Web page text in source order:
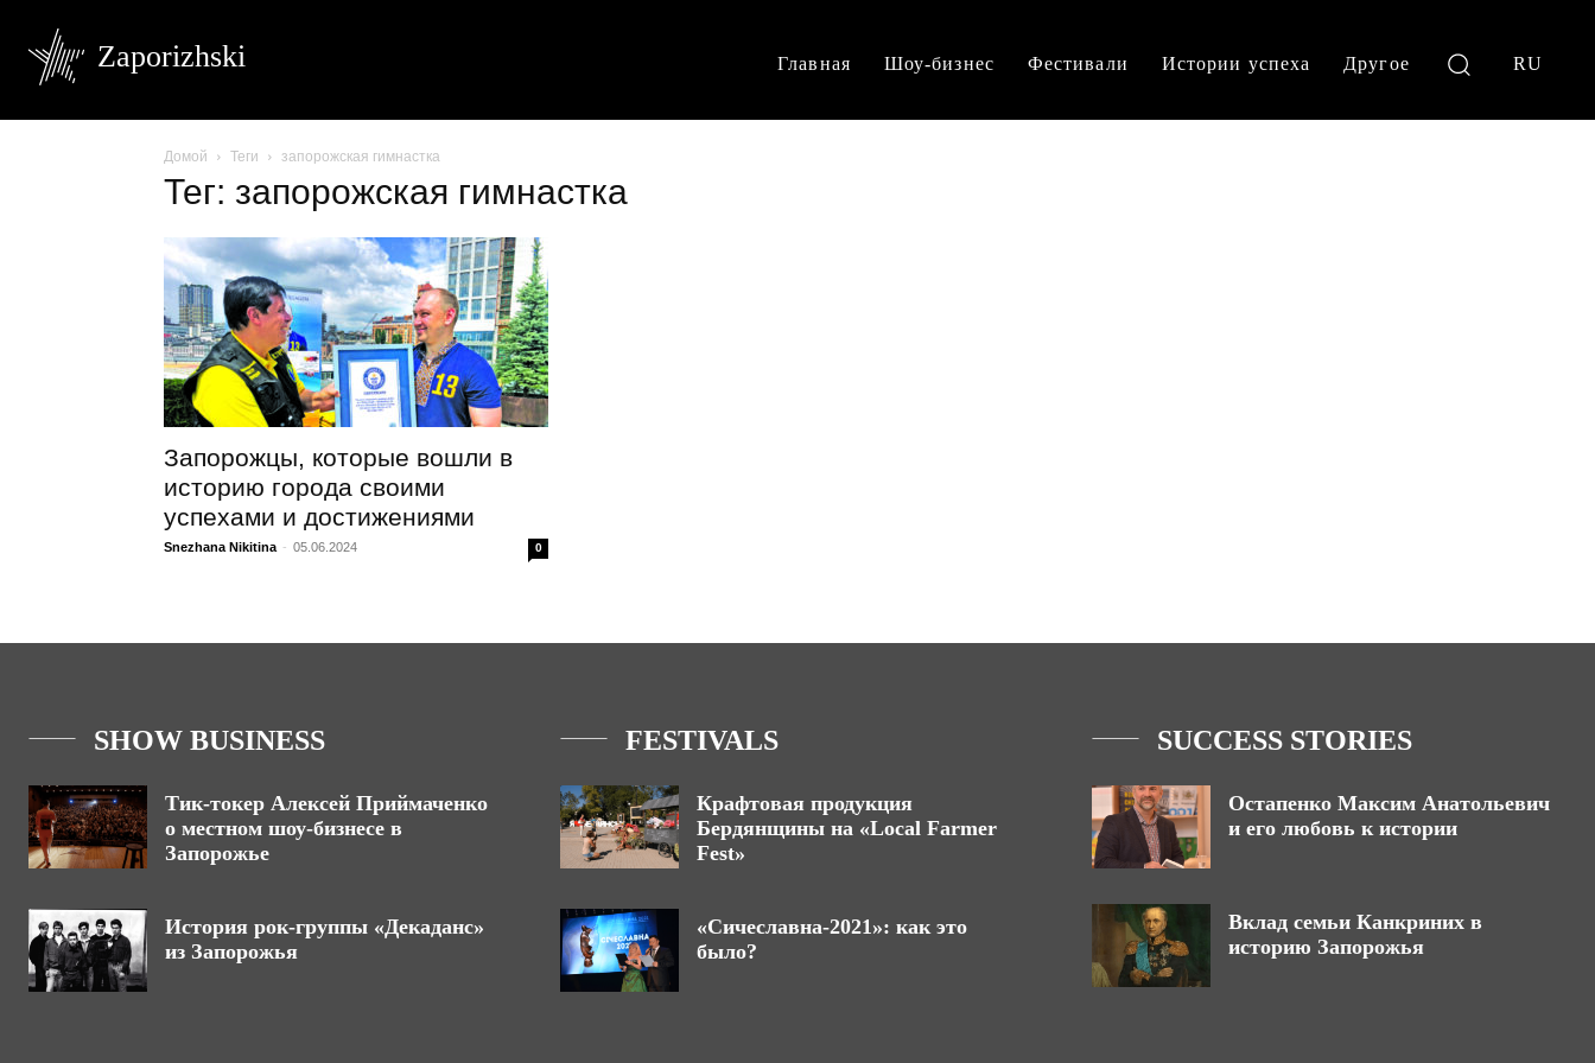
Zaporizhski Главная Шоу-бизнес Фестивали Истории успеха Другое RU
Домой Теги запорожская гимнастка
Тег: запорожская гимнастка
Запорожцы, которые вошли в
историю города своими
успехами и достижениями
Snezhana Nikitina - 05.06.2024 0
SHOW BUSINESS
Тик-токер Алексей Приймаченко
о местном шоу-бизнесе в
Запорожье
История рок-группы «Декаданс»
из Запорожья
FESTIVALS
Крафтовая продукция
Бердянщины на «Local Farmer
Fest»
«Сичеславна-2021»: как это
было?
SUCCESS STORIES
Остапенко Максим Анатольевич
и его любовь к истории
Вклад семьи Канкриних в
историю Запорожья